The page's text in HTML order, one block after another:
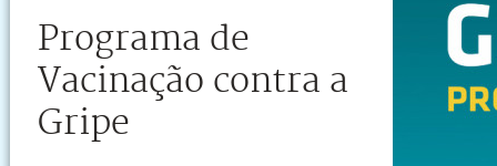
Programa de
Vacinação contra a
Gripe